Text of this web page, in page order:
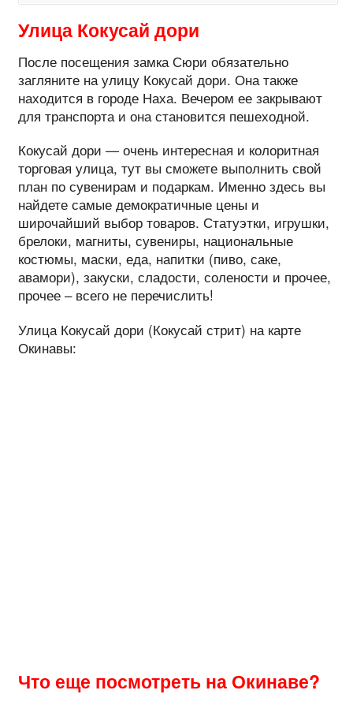
Улица Кокусай дори
После посещения замка Сюри обязательно
загляните на улицу Кокусай дори. Она также
находится в городе Наха. Вечером ее закрывают
для транспорта и она становится пешеходной.
Кокусай дори — очень интересная и колоритная
торговая улица, тут вы сможете выполнить свой
план по сувенирам и подаркам. Именно здесь вы
найдете самые демократичные цены и
широчайший выбор товаров. Статуэтки, игрушки,
брелоки, магниты, сувениры, национальные
костюмы, маски, еда, напитки (пиво, саке,
авамори), закуски, сладости, солености и прочее,
прочее – всего не перечислить!
Улица Кокусай дори (Кокусай стрит) на карте
Окинавы:
Что еще посмотреть на Окинаве?